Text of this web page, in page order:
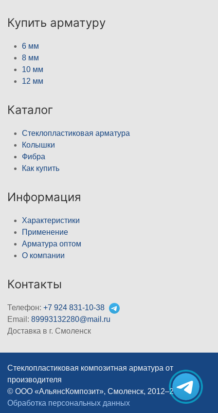
Купить арматуру
6 мм
8 мм
10 мм
12 мм
Каталог
Стеклопластиковая арматура
Колышки
Фибра
Как купить
Информация
Характеристики
Применение
Арматура оптом
О компании
Контакты
Телефон: +7 924 831-10-38
Email: 89993132280@mail.ru
Доставка в г. Смоленск
Стеклопластиковая композитная арматура от
производителя
© ООО «АльянсКомпозит», Смоленск, 2012–2026
Обработка персональных данных